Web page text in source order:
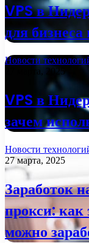
VPS в
для
Новости
27 марта, 2025
VPS в
зачем
Новости
27 марта, 2025
Заработок
прокси: как
можно